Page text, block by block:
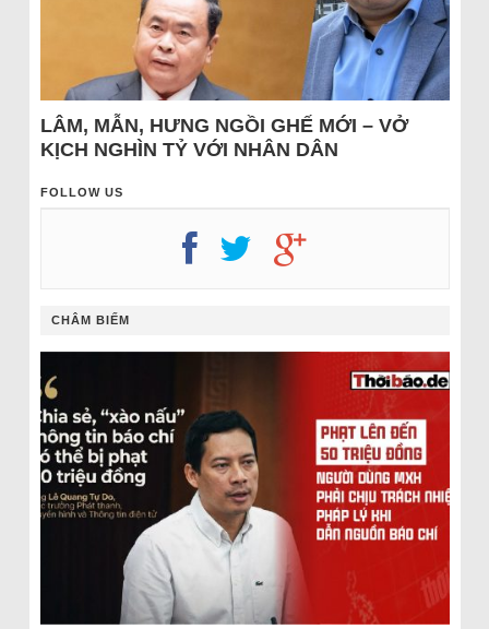
LÂM, MẪN, HƯNG NGỒI GHẾ MỚI – VỞ
KỊCH NGHÌN TỶ VỚI NHÂN DÂN
FOLLOW US
CHÂM BIẾM